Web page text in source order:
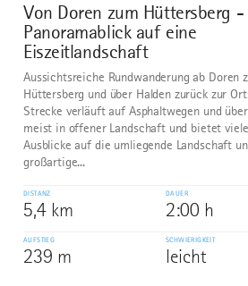
9
Von Doren zum Hüttersberg -
Panoramablick auf eine
Eiszeitlandschaft
Aussichtsreiche Rundwanderung ab Doren
Hüttersberg und über Halden zurück zur
Strecke verläuft auf Asphaltwegen und
meist in offener Landschaft und bietet
Ausblicke auf die umliegende Landschaft
großartige...
DISTANZ
5,4 km
DAUER
2:00 h
AUFSTIEG
239 m
SCHWIERIGKEIT
leicht